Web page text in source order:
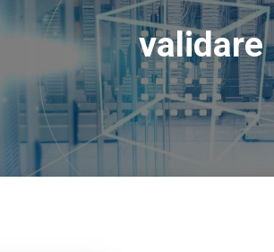
validare